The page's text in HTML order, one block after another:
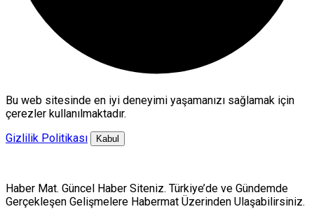
Bu web sitesinde en iyi deneyimi yaşamanızı sağlamak için
çerezler kullanılmaktadır.
Gizlilik Politikası
Kabul
Haber Mat. Güncel Haber Siteniz. Türkiye’de ve Gündemde
Gerçekleşen Gelişmelere Habermat Üzerinden Ulaşabilirsiniz.